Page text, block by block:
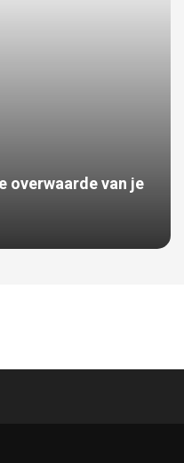
overwaarde van je